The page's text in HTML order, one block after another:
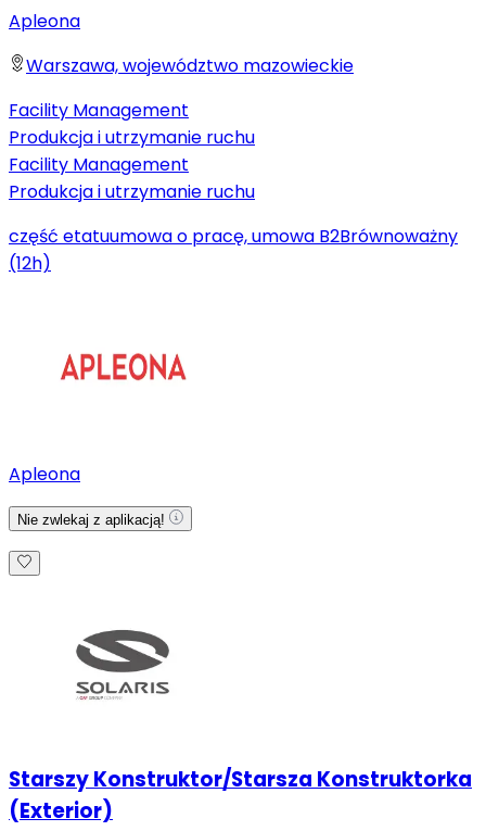
Apleona
Warszawa, województwo mazowieckie
Facility Management
Produkcja i utrzymanie ruchu
Facility Management
Produkcja i utrzymanie ruchu
część etatuumowa o pracę, umowa B2Brównoważny
(12h)
Apleona
Nie zwlekaj z aplikacją!
Starszy Konstruktor/Starsza Konstruktorka
(Exterior)